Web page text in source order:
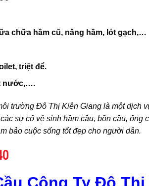
chữa hầm cũ, nâng hầm, lót gạch,…
triệt để.
nước,….
trường Đô Thị Kiên Giang là một dịch
sự cố vệ sinh hầm cầu, bồn cầu, ống
bảo cuộc sống tốt đẹp cho người dân.
Công Ty Đô